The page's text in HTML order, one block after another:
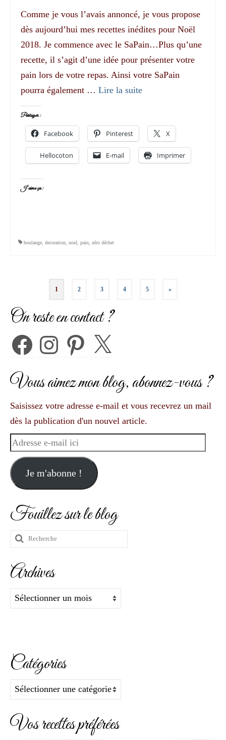
Comme je vous l’avais annoncé, je vous propose
dès aujourd’hui mes recettes inédites pour Noël
2018. Je commence avec le SaPain…Plus qu’une
recette, il s’agit d’une idée pour présenter votre
pain lors de votre repas. Ainsi votre SaPain
pourra également … Lire la suite­­
Partager :
Facebook Pinterest X
Hellocoton E-mail Imprimer
J’aime ça :
boulange decoration noel pain zéro déchet
Pagination
des
publications
1 2 3 4 5 »
On reste en contact ?
FacebookInstagramPinterest X
Vous aimez mon blog, abonnez-vous ?
Saisissez votre adresse e-mail et vous recevrez un mail
dès la publication d'un nouvel article.
Adresse
mail
ici
Je m'abonne !
Fouillez sur le blog
Rechercher
Archives
Archives
Catégories
Catégories
Vos recettes préférées